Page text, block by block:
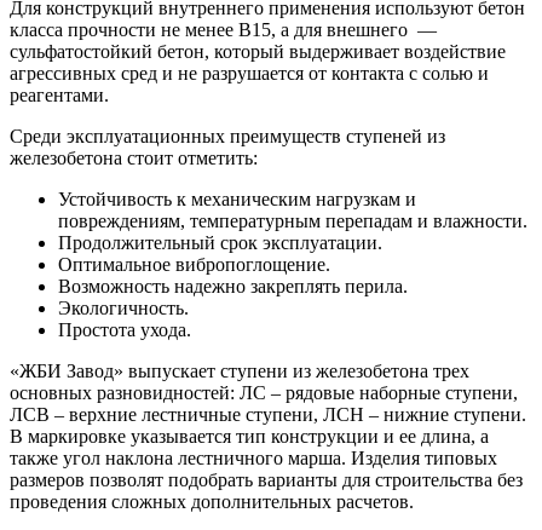
Для конструкций внутреннего применения используют бетон
класса прочности не менее В15, а для внешнего —
сульфатостойкий бетон, который выдерживает воздействие
агрессивных сред и не разрушается от контакта с солью и
реагентами.
Среди эксплуатационных преимуществ ступеней из
железобетона стоит отметить:
Устойчивость к механическим нагрузкам и
повреждениям, температурным перепадам и влажности.
Продолжительный срок эксплуатации.
Оптимальное вибропоглощение.
Возможность надежно закреплять перила.
Экологичность.
Простота ухода.
«ЖБИ Завод» выпускает ступени из железобетона трех
основных разновидностей: ЛС – рядовые наборные ступени,
ЛСВ – верхние лестничные ступени, ЛСН – нижние ступени.
В маркировке указывается тип конструкции и ее длина, а
также угол наклона лестничного марша. Изделия типовых
размеров позволят подобрать варианты для строительства без
проведения сложных дополнительных расчетов.